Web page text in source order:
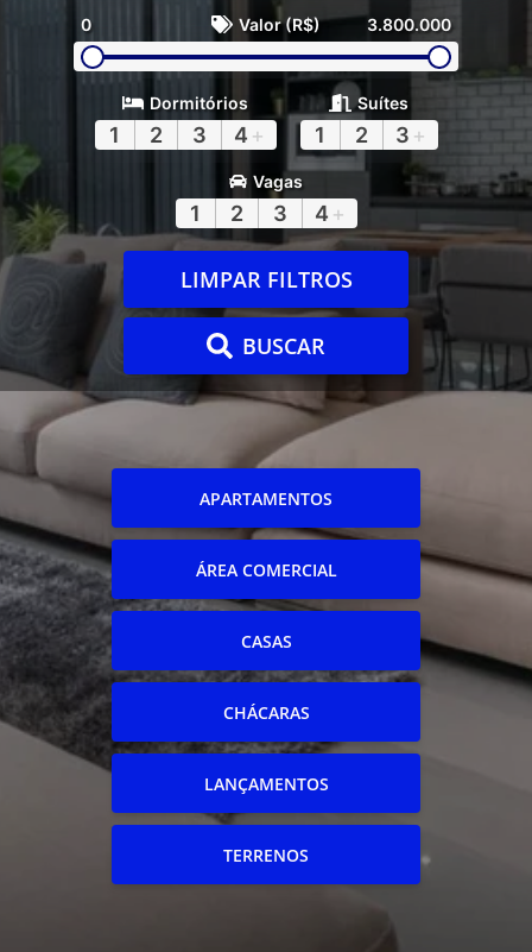
0 Valor (R$) 3.800.000
Dormitórios
1 2 3 4 +
Suítes
1 2 3 +
Vagas
1 2 3 4 +
LIMPAR FILTROS
BUSCAR
APARTAMENTOS
ÁREA COMERCIAL
CASAS
CHÁCARAS
LANÇAMENTOS
TERRENOS